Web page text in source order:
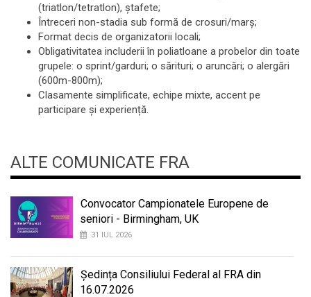
(triatlon/tetratlon), ștafete;
Întreceri non-stadia sub formă de crosuri/marș;
Format decis de organizatorii locali;
Obligativitatea includerii în poliatloane a probelor din toate
grupele: o sprint/garduri; o sărituri; o aruncări; o alergări
(600m-800m);
Clasamente simplificate, echipe mixte, accent pe
participare și experiență.
ALTE COMUNICATE FRA
Convocator Campionatele Europene de
seniori - Birmingham, UK
31 IUL 2026
Ședința Consiliului Federal al FRA din
16.07.2026